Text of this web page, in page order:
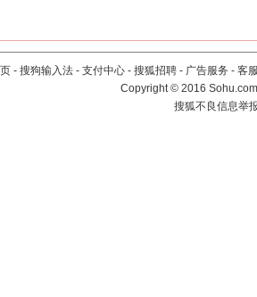
- 搜狗输入法 - 支付中心 - 搜狐招聘 - 广告服务 - 客
Copyright©2016
搜狐不良信息举